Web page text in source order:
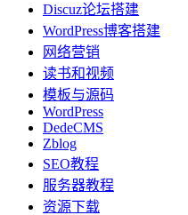
Discuz论坛搭建
WordPress博客搭建
网络营销
读书和视频
模板与源码
WordPress
DedeCMS
Zblog
SEO教程
服务器教程
资源下载